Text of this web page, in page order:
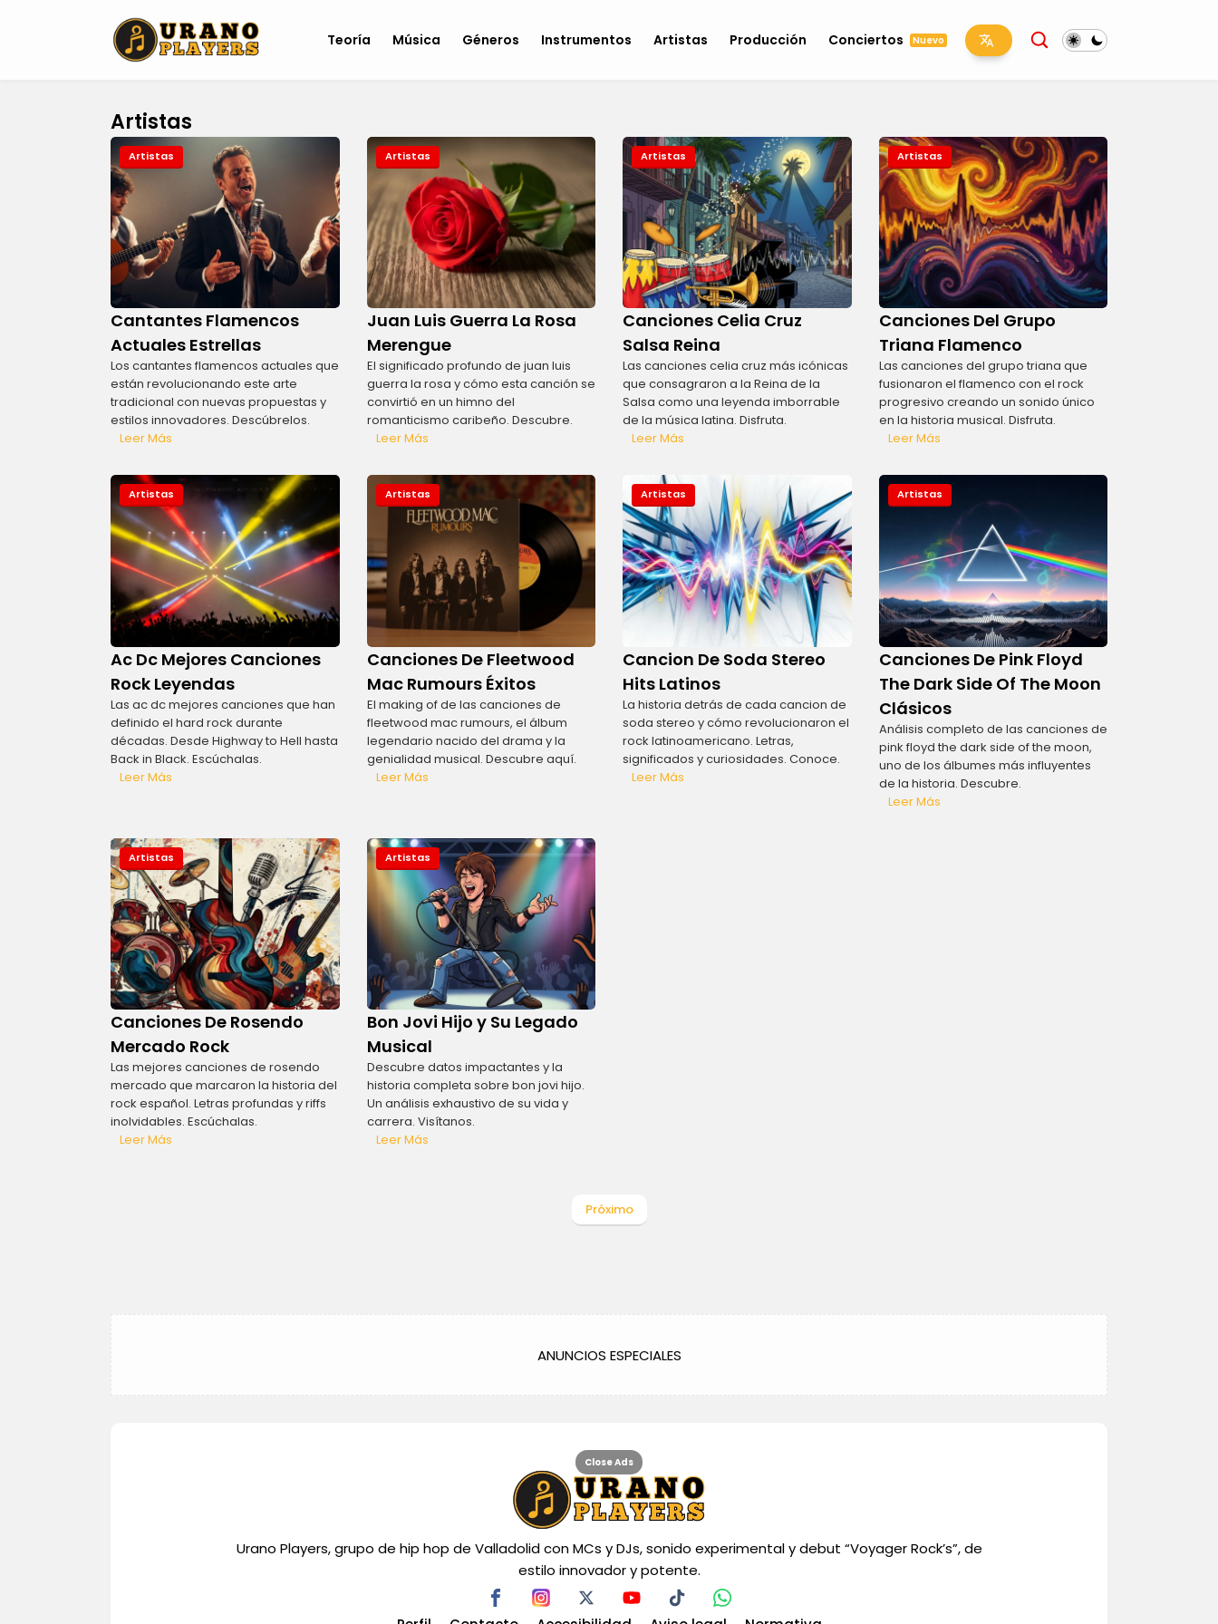
Teoría Música Géneros Instrumentos Artistas Producción Conciertos Nuevo
Artistas
Artistas
Cantantes Flamencos
Actuales Estrellas
Los cantantes flamencos actuales que
están revolucionando este arte
tradicional con nuevas propuestas y
estilos innovadores. Descúbrelos.
Leer Más
Artistas
Juan Luis Guerra La Rosa
Merengue
El significado profundo de juan luis
guerra la rosa y cómo esta canción se
convirtió en un himno del
romanticismo caribeño. Descubre.
Leer Más
Artistas
Canciones Celia Cruz
Salsa Reina
Las canciones celia cruz más icónicas
que consagraron a la Reina de la
Salsa como una leyenda imborrable
de la música latina. Disfruta.
Leer Más
Artistas
Canciones Del Grupo
Triana Flamenco
Las canciones del grupo triana que
fusionaron el flamenco con el rock
progresivo creando un sonido único
en la historia musical. Disfruta.
Leer Más
Artistas
Ac Dc Mejores Canciones
Rock Leyendas
Las ac dc mejores canciones que han
definido el hard rock durante
décadas. Desde Highway to Hell hasta
Back in Black. Escúchalas.
Leer Más
Artistas
Canciones De Fleetwood
Mac Rumours Éxitos
El making of de las canciones de
fleetwood mac rumours, el álbum
legendario nacido del drama y la
genialidad musical. Descubre aquí.
Leer Más
Artistas
Cancion De Soda Stereo
Hits Latinos
La historia detrás de cada cancion de
soda stereo y cómo revolucionaron el
rock latinoamericano. Letras,
significados y curiosidades. Conoce.
Leer Más
Artistas
Canciones De Pink Floyd
The Dark Side Of The Moon
Clásicos
Análisis completo de las canciones de
pink floyd the dark side of the moon,
uno de los álbumes más influyentes
de la historia. Descubre.
Leer Más
Artistas
Canciones De Rosendo
Mercado Rock
Las mejores canciones de rosendo
mercado que marcaron la historia del
rock español. Letras profundas y riffs
inolvidables. Escúchalas.
Leer Más
Artistas
Bon Jovi Hijo y Su Legado
Musical
Descubre datos impactantes y la
historia completa sobre bon jovi hijo.
Un análisis exhaustivo de su vida y
carrera. Visítanos.
Leer Más
Próximo
ANUNCIOS ESPECIALES
Urano Players, grupo de hip hop de Valladolid con MCs y DJs, sonido experimental y debut “Voyager Rock’s”, de
estilo innovador y potente.
Close Ads